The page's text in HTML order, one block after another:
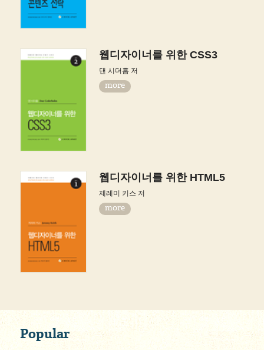
웹디자이너를 위한 CSS3
댄 시더홈 저
more
웹디자이너를 위한 HTML5
제레미 키스 저
more
Popular